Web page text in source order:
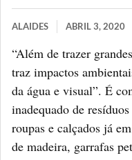
ALAIDES ABRIL 3, 2020
“Além de trazer
traz impactos
da água e visual”. É
inadequado de
roupas e calçados já
de madeira, garrafas